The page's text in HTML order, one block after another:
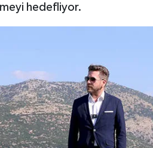
hedefliyor.